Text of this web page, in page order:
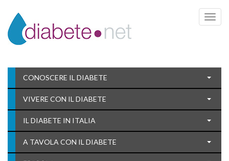
Toggle
CONOSCERE IL DIABETE
VIVERE CON IL DIABETE
IL DIABETE IN ITALIA
A TAVOLA CON IL DIABETE